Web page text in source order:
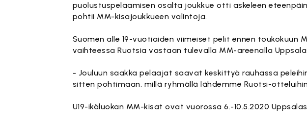
puolustuspelaamisen osalta joukkue otti askeleen
pohtii MM-kisajoukkueen valintoja.
Suomen alle 19-vuotiaiden viimeiset pelit ennen
vaihteessa Ruotsia vastaan tulevalla MM-areenalla
- Jouluun saakka pelaajat saavat keskittyä rauhassa
sitten pohtimaan, millä ryhmällä lähdemme Ruotsi-
U19-ikäluokan MM-kisat ovat vuorossa 6.-10.5.2020